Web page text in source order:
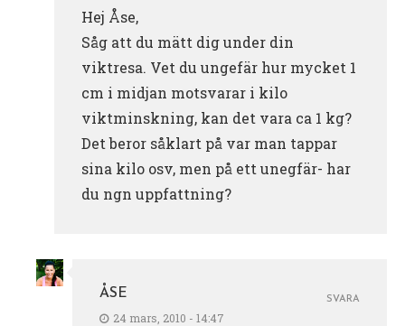
Hej Åse,
Såg att du mätt dig under din
viktresa. Vet du ungefär hur mycket 1
cm i midjan motsvarar i kilo
viktminskning, kan det vara ca 1 kg?
Det beror såklart på var man tappar
sina kilo osv, men på ett unegfär- har
du ngn uppfattning?
ÅSE
24 mars, 2010 - 14:47
SVARA